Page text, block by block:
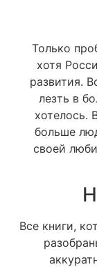
Только
хотя
развития.
лезть в
хотелось.
больше
своей
Все книги,